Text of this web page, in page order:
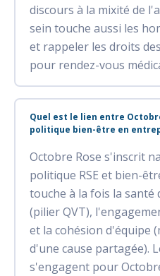
discours à la mixité de
sein touche aussi les
et rappeler les droits
pour rendez-vous
Quel est le lien entre
politique bien-être en
Octobre Rose s'inscrit
politique RSE et bien-
touche à la fois la santé
(pilier QVT),
et la cohésion d'équipe
d'une cause partagée).
s'engagent pour